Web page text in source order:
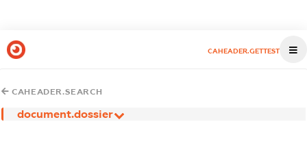
CAHEADER.GETTEST
CAHEADER.SEARCH
document.dossier